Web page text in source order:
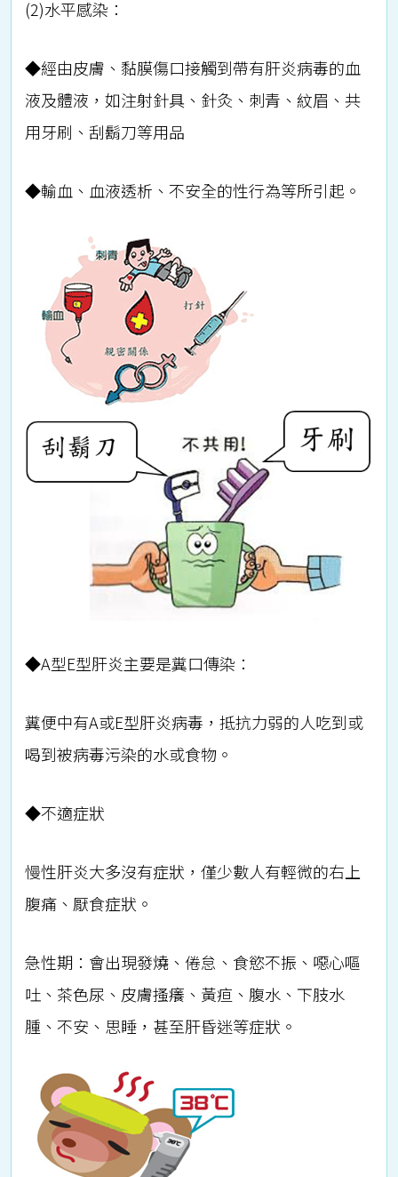
(2)水平感染：
◆經由皮膚、黏膜傷口接觸到帶有肝炎病毒的血
液及體液，如注射針具、針灸、刺青、紋眉、共
用牙刷、刮鬍刀等用品
◆輸血、血液透析、不安全的性行為等所引起。
◆A型E型肝炎主要是糞口傳染：
糞便中有A或E型肝炎病毒，抵抗力弱的人吃到或
喝到被病毒污染的水或食物。
◆不適症狀
慢性肝炎大多沒有症狀，僅少數人有輕微的右上
腹痛、厭食症狀。
急性期：會出現發燒、倦怠、食慾不振、噁心嘔
吐、茶色尿、皮膚搔癢、黃疸、腹水、下肢水
腫、不安、思睡，甚至肝昏迷等症狀。